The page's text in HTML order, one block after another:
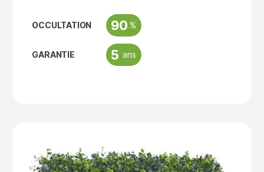
OCCULTATION 90 %
GARANTIE 5 ans